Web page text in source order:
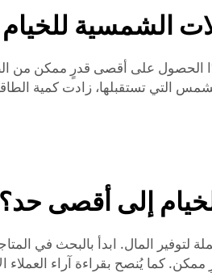
الشمسية للخيام
الحصول على أقصى قدرٍ ممكن من
التي تستقبلها، زادت كمية
إلى أقصى حد؟
لتوفير المال. ابدأ بالبحث في
كما يُنصح بقراءة آراء العملاء